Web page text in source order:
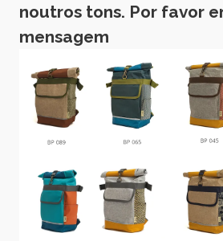
noutros tons. Por favor
mensagem